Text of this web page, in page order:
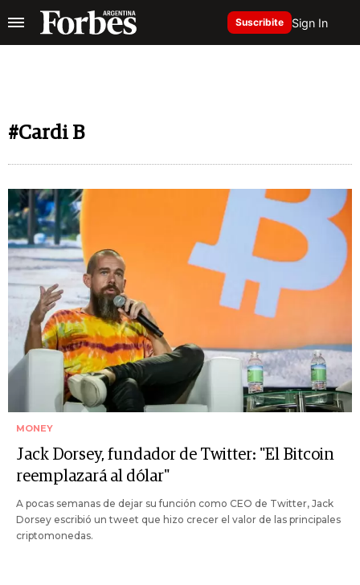
Suscribite Sign In
#Cardi B
MONEY
Jack Dorsey, fundador de Twitter: "El Bitcoin
reemplazará al dólar"
A pocas semanas de dejar su función como CEO de Twitter, Jack
Dorsey escribió un tweet que hizo crecer el valor de las principales
criptomonedas.